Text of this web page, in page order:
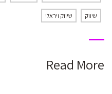
שיווק שיווק ויראלי
Read More